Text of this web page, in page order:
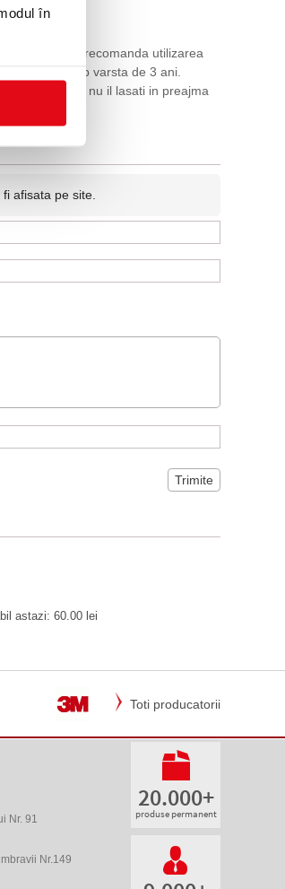
în
copiilor. Se recomanda utilizarea
copiiilor sub varsta de 3 ani.
de foc, si nu il lasati in preajma
afisata pe site.
astazi: 60.00 lei
Toti producatorii
Nr. 91
Nr.149
20.000+
produse permanent